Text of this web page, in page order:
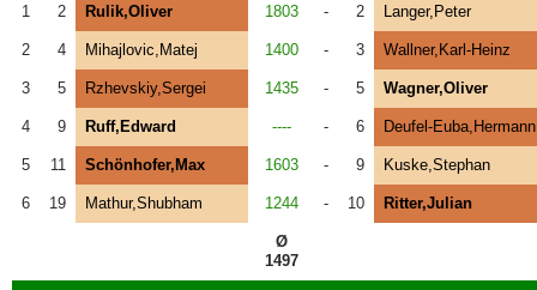
1 2 Rulik,Oliver 1803 - 2 Langer,Peter
2 4 Mihajlovic,Matej 1400 - 3 Wallner,Karl-Heinz
3 5 Rzhevskiy,Sergei 1435 - 5 Wagner,Oliver
4 9 Ruff,Edward ---- - 6 Deufel-Euba,Hermann
5 11 Schönhofer,Max 1603 - 9 Kuske,Stephan
6 19 Mathur,Shubham 1244 - 10 Ritter,Julian
Ø
1497